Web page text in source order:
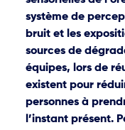
système de
bruit et les
sources de
équipes, lors de
existent pour
personnes à
l’instant présent.